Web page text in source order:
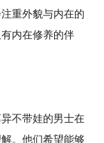
重外貌与内在的
内在修养的伴
不带娃的男士在
。他们希望能够